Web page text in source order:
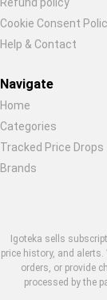
Cookie Consent
Help & Contact
Navigate
Home
Categories
Tracked Price Drops
Brands
Igoteka sells
price history, and
orders, or provide
processed by the